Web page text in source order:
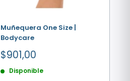
Muñequera One Size |
Bodycare
Precio
de
venta
$901,00
Disponible